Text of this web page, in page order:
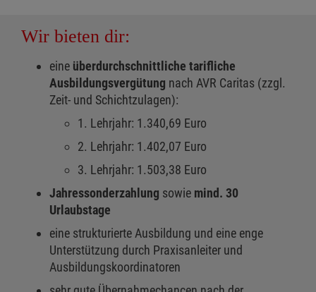
Wir bieten dir:
eine überdurchschnittliche tarifliche
Ausbildungsvergütung nach AVR Caritas (zzgl.
Zeit- und Schichtzulagen):
1. Lehrjahr: 1.340,69 Euro
2. Lehrjahr: 1.402,07 Euro
3. Lehrjahr: 1.503,38 Euro
Jahressonderzahlung sowie mind. 30
Urlaubstage
eine strukturierte Ausbildung und eine enge
Unterstützung durch Praxisanleiter und
Ausbildungskoordinatoren